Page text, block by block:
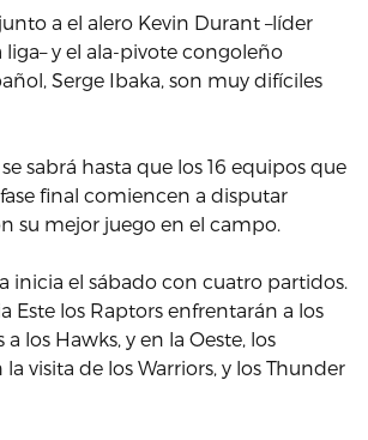
a el alero Kevin Durant –líder
y el ala-pivote congoleño
Serge Ibaka, son muy difíciles
sabrá hasta que los 16 equipos que
final comiencen a disputar
su mejor juego en el campo.
inicia el sábado con cuatro partidos.
Este los Raptors enfrentarán a los
a los Hawks, y en la Oeste, los
visita de los Warriors, y los Thunder